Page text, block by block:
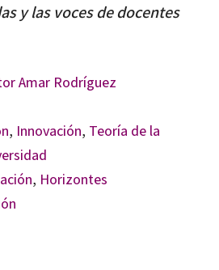
y las voces de docentes
Amar Rodríguez
, Innovación, Teoría de la
, Horizontes